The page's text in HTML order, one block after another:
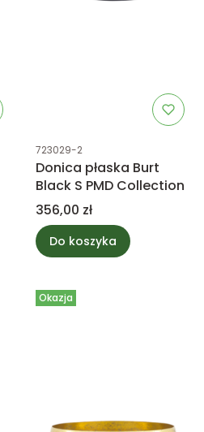
Kod produktu
723029-2
Donica płaska Burt
Black S PMD Collection
Cena
356,00 zł
Do koszyka
Okazja